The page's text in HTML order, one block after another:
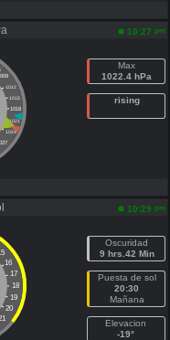
10:27 pm
1012
1015
1018
1021
1024
Max
1022.4 hPa
rising
10:29 pm
16
17
18
19
20
Oscuridad
9 hrs.42 Min
Puesta de sol
20:30
Mañana
Elevacion
-19°